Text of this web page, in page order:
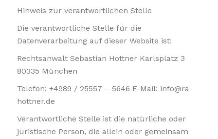
Hinweis zur verantwortlichen Stelle
Die verantwortliche Stelle für die
Datenverarbeitung auf dieser Website ist:
Rechtsanwalt Sebastian Hottner Karlsplatz 3
80335 München
Telefon: +4989 / 25557 – 5646 E-Mail: info@ra-
hottner.de
Verantwortliche Stelle ist die natürliche oder
juristische Person, die allein oder gemeinsam